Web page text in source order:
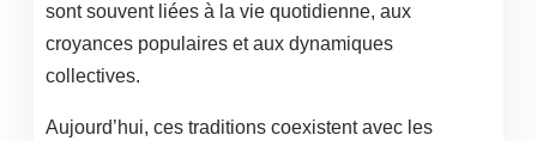
sont souvent liées à la vie quotidienne, aux
croyances populaires et aux dynamiques
collectives.
Aujourd’hui, ces traditions coexistent avec les